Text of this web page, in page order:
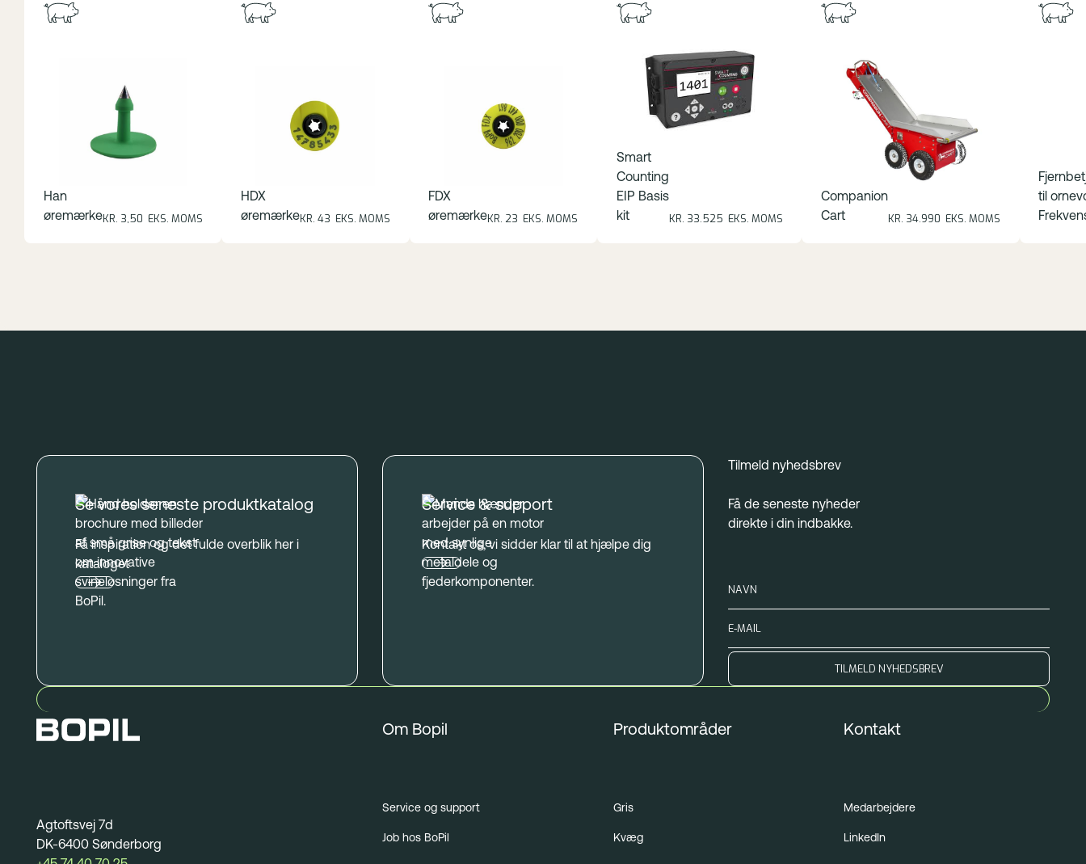
Han
øremærkeKR. 3,50 EKS. MOMS
HDX
øremærkeKR. 43 EKS. MOMS
FDX
øremærkeKR. 23 EKS. MOMS
Smart
Counting
EIP Basis
kit
KR. 33.525 EKS. MOMS
Companion
Cart
KR. 34.990 EKS. MOMS
til
Se vores seneste produktkatalog
Få inspiration og det fulde overblik her i
kataloget
Service & support
Kontakt os, vi sidder klar til at hjælpe dig
Tilmeld nyhedsbrev
Få de seneste nyheder
direkte i din indbakke.
Agtoftsvej 7d
DK-6400 Sønderborg
Om Bopil
Service og support
Job hos BoPil
Produktområder
Gris
Kvæg
Kontakt
Medarbejdere
LinkedIn